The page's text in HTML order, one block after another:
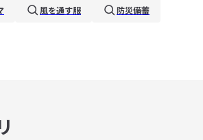
風を通す服
防災備蓄